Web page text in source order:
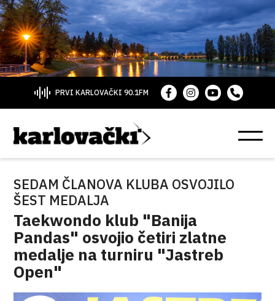
PRVI KARLOVAČKI 90.1FM
SEDAM ČLANOVA KLUBA OSVOJILO
ŠEST MEDALJA
Taekwondo klub "Banija
Pandas" osvojio četiri zlatne
medalje na turniru "Jastreb
Open"